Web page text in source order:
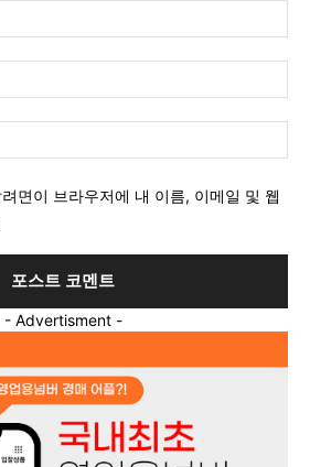
름
:*
메
일
사
면이 브라우저에 내 이름, 이메일 및 웹
- Advertisment -